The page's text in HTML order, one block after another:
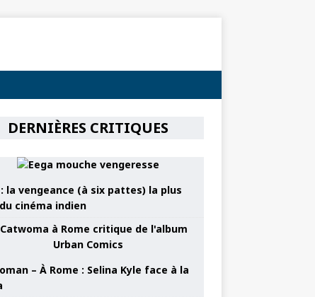
DERNIÈRES CRITIQUES
: la vengeance (à six pattes) la plus
cinéma indien
– À Rome : Selina Kyle face à la